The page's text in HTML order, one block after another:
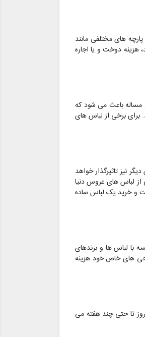
های مختلفی مانند
هزینه دوخت و یا اجاره
مساله باعث می شود که
برای برخی از لباس های
نیز تاثیرگذار خواهد
از لباس های عروس دنیا
و خرید یک لباس ساده
با لباس ها و برندهای
های خاص خود هزینه
تا حتی چند هفته می